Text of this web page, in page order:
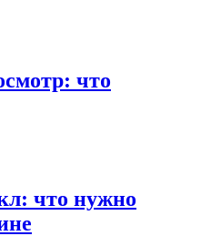
что
что нужно